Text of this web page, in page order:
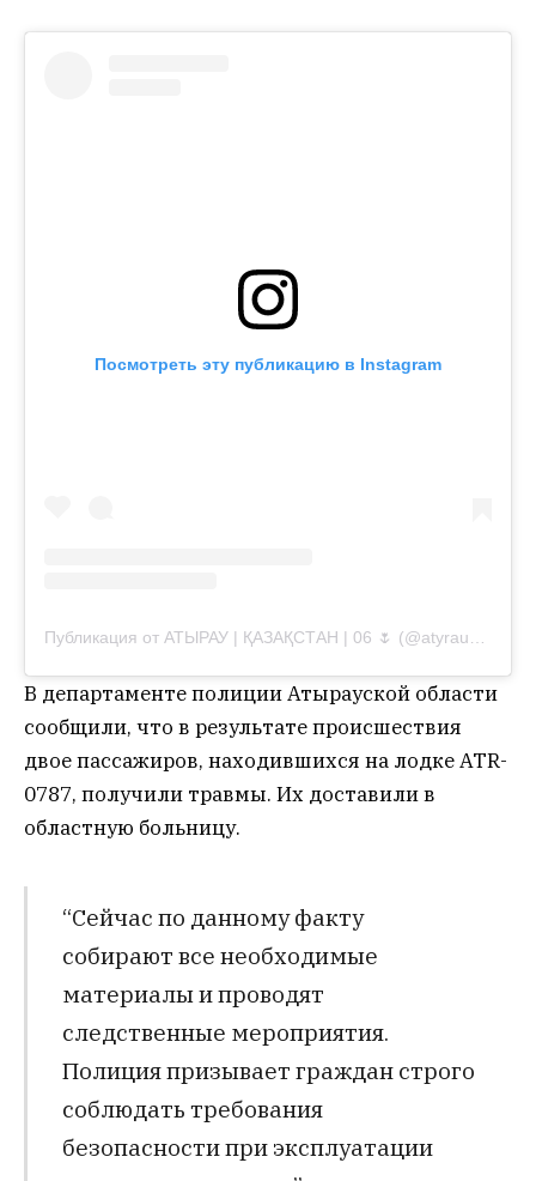
Посмотреть эту публикацию в Instagram
Публикация от АТЫРАУ | ҚАЗАҚСТАН | 06 🌷 (@atyrauoil.official)
В департаменте полиции Атырауской области
сообщили, что в результате происшествия
двое пассажиров, находившихся на лодке ATR-
0787, получили травмы. Их доставили в
областную больницу.
“Сейчас по данному факту
собирают все необходимые
материалы и проводят
следственные мероприятия.
Полиция призывает граждан строго
соблюдать требования
безопасности при эксплуатации